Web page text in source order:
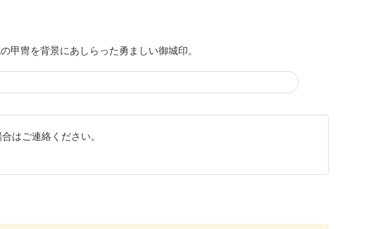
冑を背景にあしらった勇ましい御城印。
はご連絡ください。